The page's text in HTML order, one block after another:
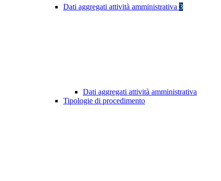
Dati aggregati attività amministrativa 3
Dati aggregati attività amministrativa
Tipologie di procedimento